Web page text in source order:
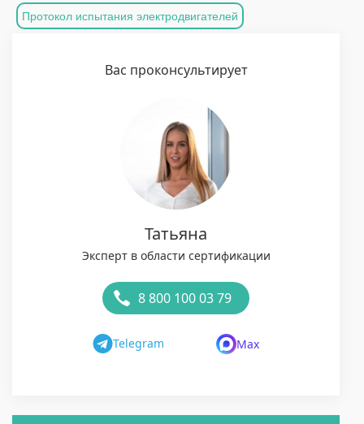
Протокол испытания электродвигателей
Вас проконсультирует
Татьяна
Эксперт в области сертификации
8 800 100 03 79
Telegram Max